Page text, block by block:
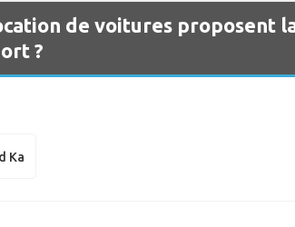
de voitures proposent
?
Ka